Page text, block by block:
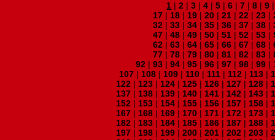
1 |2 |3 |4 |5 |6 |7 |8 |9
17 | 18 | 19 | 20 | 21 | 22 | 23 |
32 | 33 | 34 | 35 | 36 | 37 | 38 |
47 | 48 | 49 | 50 | 51 | 52 | 53 |
62 | 63 | 64 | 65 | 66 | 67 | 68 |
77 | 78 | 79 | 80 | 81 | 82 | 83 |
92 | 93 | 94 | 95 | 96 | 97 | 98 | 99 |
107 | 108 | 109 | 110 | 111 | 112 | 113 |
122 | 123 | 124 | 125 | 126 | 127 | 128 |
137 | 138 | 139 | 140 | 141 | 142 | 143 |
152 | 153 | 154 | 155 | 156 | 157 | 158 |
167 | 168 | 169 | 170 | 171 | 172 | 173 |
182 | 183 | 184 | 185 | 186 | 187 | 188 |
197 | 198 | 199 |200 |201 |202 |203 |